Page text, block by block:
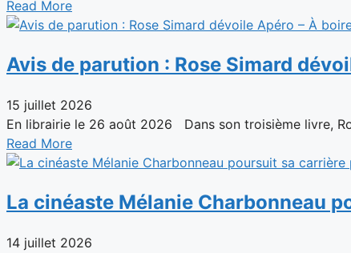
Read More
Avis de parution : Rose Simard
15 juillet 2026
En librairie le 26 août 2026 Dans son troisième livre,
Read More
La cinéaste Mélanie Charbonneau
14 juillet 2026